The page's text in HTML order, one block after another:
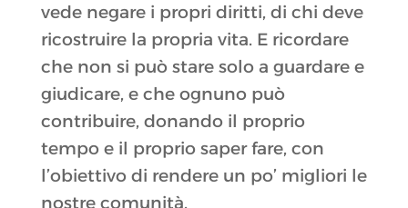
vede negare i propri diritti, di chi deve
ricostruire la propria vita. E ricordare
che non si può stare solo a guardare e
giudicare, e che ognuno può
contribuire, donando il proprio
tempo e il proprio saper fare, con
l’obiettivo di rendere un po’ migliori le
nostre comunità.